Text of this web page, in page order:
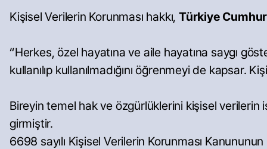
Kişisel Verilerin Korunması hakkı, Türkiye
“Herkes, özel hayatına ve aile hayatına saygı
kullanılıp kullanılmadığını öğrenmeyi de
Bireyin temel hak ve özgürlüklerini kişisel verilerin
girmiştir.
6698 sayılı Kişisel Verilerin Korunması